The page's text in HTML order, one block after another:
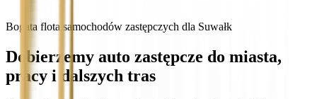
Bogata flota samochodów zastępczych dla Suwałk
Dobierzemy auto zastępcze do miasta,
pracy i dalszych tras